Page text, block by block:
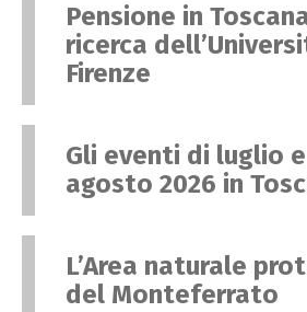
Pensione in
ricerca
Firenze
Gli eventi di luglio e
agosto 2026 in
L’Area naturale
del Monteferrato